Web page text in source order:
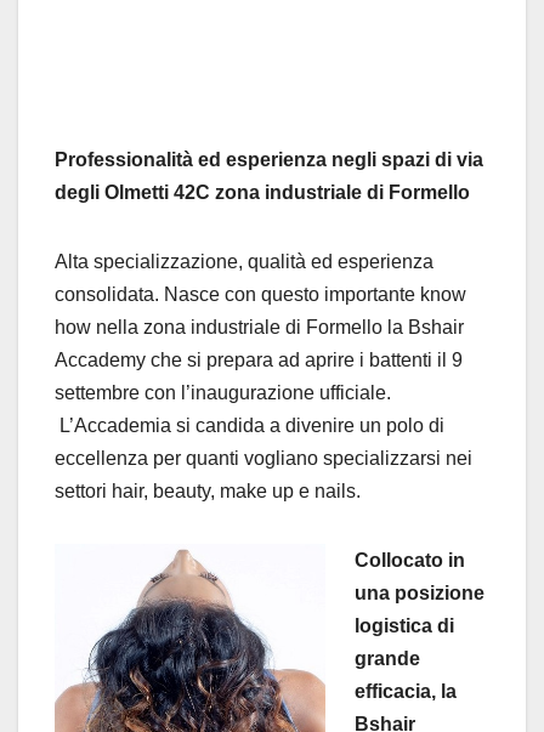
Professionalità ed esperienza negli spazi di via
degli Olmetti 42C zona industriale di Formello
Alta specializzazione, qualità ed esperienza
consolidata. Nasce con questo importante know
how nella zona industriale di Formello la Bshair
Accademy che si prepara ad aprire i battenti il 9
settembre con l’inaugurazione ufficiale.
L’Accademia si candida a divenire un polo di
eccellenza per quanti vogliano specializzarsi nei
settori hair, beauty, make up e nails.
Collocato in
una posizione
logistica di
grande
efficacia, la
Bshair